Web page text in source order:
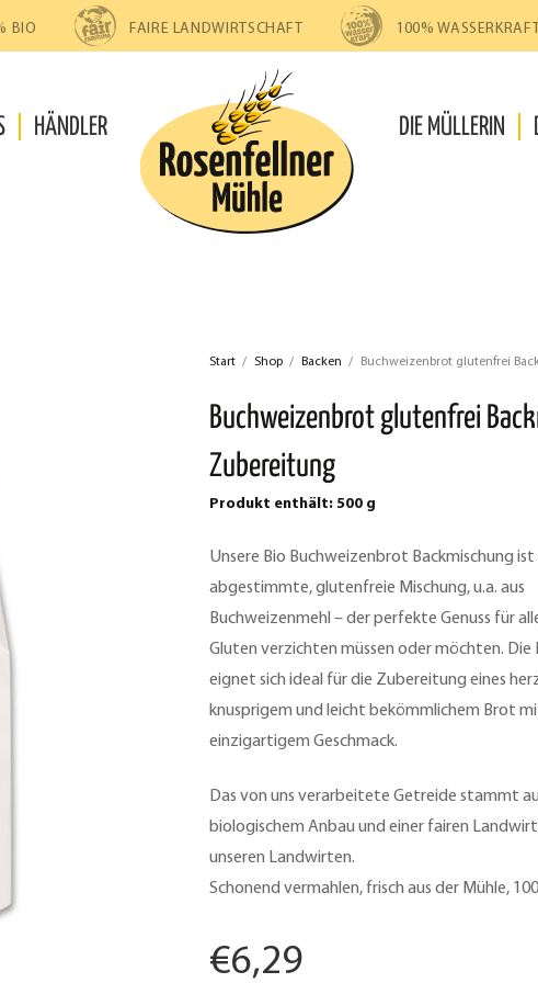
BIO FAIRE LANDWIRTSCHAFT 100% WASSERKRAFT
HÄNDLER DIE MÜLLERIN
Start / Shop / Backen / Buchweizenbrot glutenfrei
Buchweizenbrot glutenfrei
Zubereitung
Produkt enthält: 500 g
Unsere Bio Buchweizenbrot Backmischung ist
abgestimmte, glutenfreie Mischung, u.a. aus
Buchweizenmehl – der perfekte Genuss für
Gluten verzichten müssen oder möchten. Die
eignet sich ideal für die Zubereitung eines
knusprigem und leicht bekömmlichem Brot
einzigartigem Geschmack.
Das von uns verarbeitete Getreide stammt
biologischem Anbau und einer fairen
unseren Landwirten.
Schonend vermahlen, frisch aus der Mühle,
€6,29